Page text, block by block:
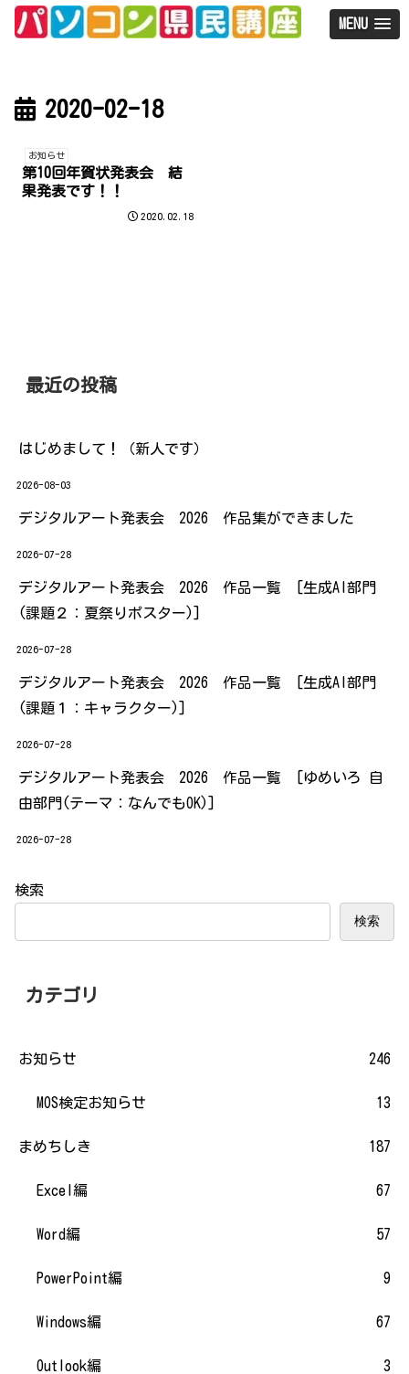
MENU
2020-02-18
お知らせ
第10回年賀状発表会 結
果発表です！！
2020.02.18
最近の投稿
はじめまして！（新人です）
2026-08-03
デジタルアート発表会 2026 作品集ができました
2026-07-28
デジタルアート発表会 2026 作品一覧 [生成AI部門
(課題２：夏祭りポスター)]
2026-07-28
デジタルアート発表会 2026 作品一覧 [生成AI部門
(課題１：キャラクター)]
2026-07-28
デジタルアート発表会 2026 作品一覧 [ゆめいろ 自
由部門(テーマ：なんでもOK)]
2026-07-28
検索
検索
カテゴリ
お知らせ 246
MOS検定お知らせ 13
まめちしき 187
Excel編 67
Word編 57
PowerPoint編 9
Windows編 67
Outlook編 3